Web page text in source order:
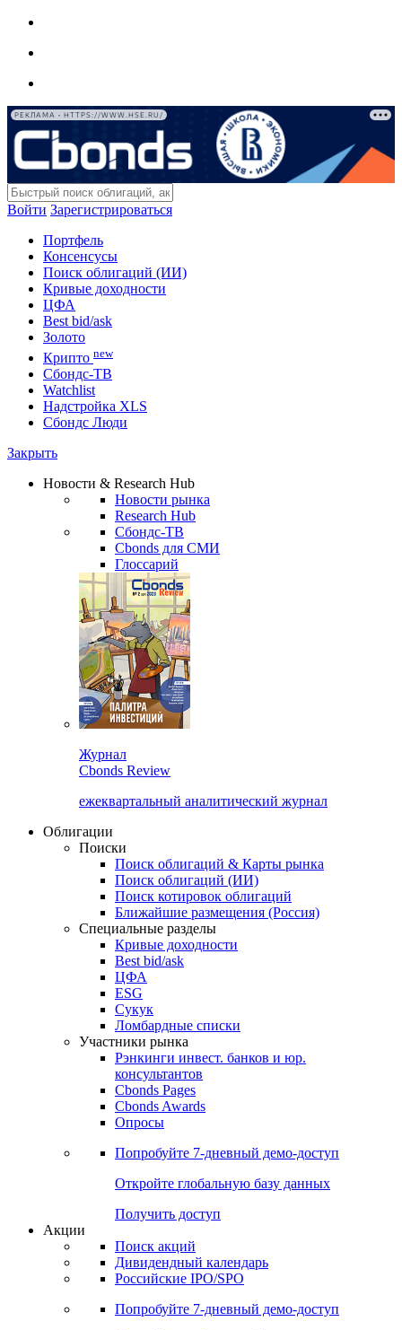
РЕКЛАМА • HTTPS://WWW.HSE.RU/
Войти Зарегистрироваться
Портфель
Консенсусы
Поиск облигаций (ИИ)
Кривые доходности
ЦФА
Best bid/ask
Золото
Крипто new
Сбондс-ТВ
Watchlist
Надстройка XLS
Сбондс Люди
Закрыть
Новости & Research Hub
Новости рынка
Research Hub
Сбондс-ТВ
Cbonds для СМИ
Глоссарий
Журнал
Cbonds Review
ежеквартальный аналитический журнал
Облигации
Поиски
Поиск облигаций & Карты рынка
Поиск облигаций (ИИ)
Поиск котировок облигаций
Ближайшие размещения (Россия)
Специальные разделы
Кривые доходности
Best bid/ask
ЦФА
ESG
Сукук
Ломбардные списки
Участники рынка
Рэнкинги инвест. банков и юр.
консультантов
Cbonds Pages
Cbonds Awards
Опросы
Попробуйте 7-дневный демо-доступ
Откройте глобальную базу данных
Получить доступ
Акции
Поиск акций
Дивидендный календарь
Российские IPO/SPO
Попробуйте 7-дневный демо-доступ